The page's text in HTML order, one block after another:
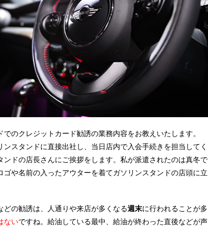
のクレジットカード勧誘の業務内容をお教えいたします。
ンスタンドに直接出社し、当日店内で入会手続きを担当してく
ンドの店長さんにご挨拶をします。私が派遣されたのは真冬で
ゴや名前の入ったアウターを着てガソリンスタンドの店頭に立
どの勧誘は、人通りや来店が多くなる週末に行われることが多
ないですね。給油している最中、給油が終わった直後などが声